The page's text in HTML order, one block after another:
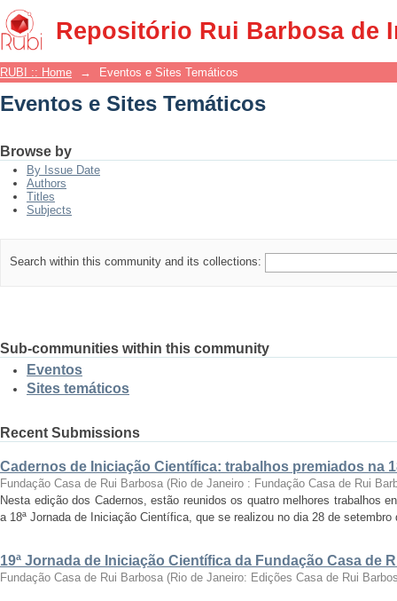
Repositório Rui Barbosa de
Eventos e Sites Temáticos
RUBI :: Home → Eventos e Sites Temáticos
Eventos e Sites Temáticos
Browse by
By Issue Date
Authors
Titles
Subjects
Search within this community and its collections:
Sub-communities within this community
Eventos
Sites temáticos
Recent Submissions
Cadernos de Iniciação Científica: trabalhos premiados na
Fundação Casa de Rui Barbosa (Rio de Janeiro : Fundação Casa de Rui
Nesta edição dos Cadernos, estão reunidos os quatro melhores trabalhos
a 18ª Jornada de Iniciação Científica, que se realizou no dia 28 de
19ª Jornada de Iniciação Científica da Fundação Casa de
Fundação Casa de Rui Barbosa (Rio de Janeiro: Edições Casa de Rui